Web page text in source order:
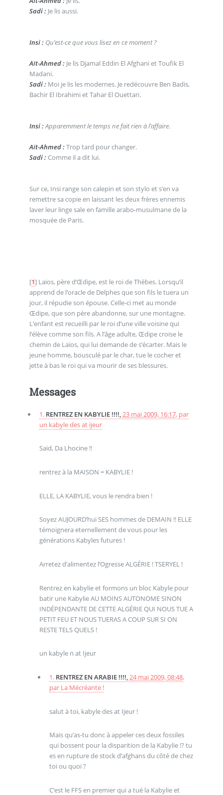
Sadi : Je lis aussi.
Insi : Qu’est-ce que vous lisez en ce moment ?
Aït-Ahmed : Je lis Djamal Eddin El Afghani et Toufik El
Madani.
Sadi : Moi je lis les modernes. Je redécouvre Ben Badis,
Bachir El Ibrahimi et Tahar El Ouettari.
Insi :Apparemment le temps ne fait rien à l’affaire.
Aït-Ahmed : Trop tard pour changer.
Sadi : Comme il a dit lui.
Sur ce, Insi range son calepin et son stylo et s’en va
remettre sa copie en laissant les deux frères ennemis
laver leur linge sale en famille arabo-musulmane de la
mosquée de Paris.
[1] Laïos, père d’Œdipe, est le roi de Thèbes. Lorsqu’il
apprend de l’oracle de Delphes que son fils le tuera un
jour, il répudie son épouse. Celle-ci met au monde
Œdipe, que son père abandonne, sur une montagne.
L’enfant est recueilli par le roi d’une ville voisine qui
l’élève comme son fils. A l’âge adulte, Œdipe croise le
chemin de Laïos, qui lui demande de s’écarter. Mais le
jeune homme, bousculé par le char, tue le cocher et
jette à bas le roi qui va mourir de ses blessures.
Messages
1. RENTREZ EN KABYLIE !!!!,23 mai 2009, 16:17, par
un kabyle des at ijeur
Said, Da Lhocine !!
rentrez à la MAISON = KABYLIE !
ELLE, LA KABYLIE, vous le rendra bien !
Soyez AUJOURD’hui SES hommes de DEMAIN !! ELLE
témoignera eternellement de vous pour les
générations Kabyles futures !
Arretez d’alimentez l’Ogresse ALGÉRIE ! TSERYEL !
Rentrez en kabylie et formons un bloc Kabyle pour
batir une Kabylie AU MOINS AUTONOME SINON
INDÉPENDANTE DE CETTE ALGÉRIE QUI NOUS TUE A
PETIT FEU ET NOUS TUERAS A COUP SUR SI ON
RESTE TELS QUELS !
un kabyle n at Ijeur
1. RENTREZ EN ARABIE !!!!,24 mai 2009, 08:48,
par La Mécréante !
salut à toi, kabyle des at Ijeur !
Mais qu’as-tu donc à appeler ces deux fossiles
qui bossent pour la disparition de la Kabylie !? tu
es en rupture de stock d’afghans du côté de chez
toi ou quoi ?
C’est le FFS en premier qui a tué la Kabylie et